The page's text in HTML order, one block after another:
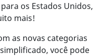
os Estados Unidos,
mais!
as novas categorias
você pode